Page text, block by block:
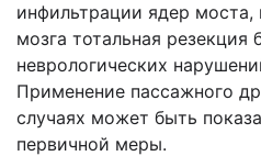
инфильтрации ядер
мозга тотальная резекция
неврологических
Применение пассажного
случаях может быть
первичной меры.